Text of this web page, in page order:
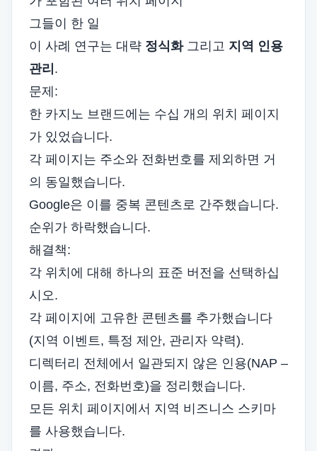
그들이 한 일
이 사례 연구는 대략 정식화그리고 지역 인용
관리 .
문제:
한 카지노 브랜드에는 수십 개의 위치 페이지
가 있었습니다.
각 페이지는 주소와 전화번호를 제외하면 거
의 동일했습니다.
Google은 이를 중복 콘텐츠로 간주했습니다.
순위가 하락했습니다.
해결책:
각 위치에 대해 하나의 표준 버전을 선택하십
시오.
각 페이지에 고유한 콘텐츠를 추가했습니다
(지역 이벤트, 특정 제안, 관리자 약력).
디렉터리 전체에서 일관되지 않은 인용(NAP –
이름, 주소, 전화번호)을 정리했습니다.
모든 위치 페이지에서 지역 비즈니스 스키마
를 사용했습니다.